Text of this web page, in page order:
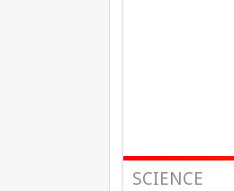
SCIENCE